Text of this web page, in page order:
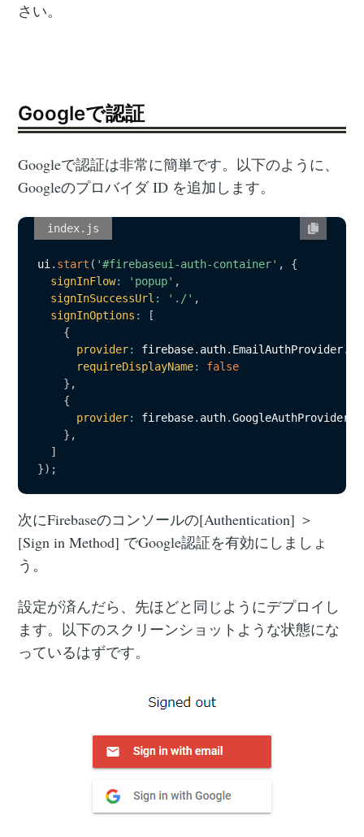
さい。
Googleで認証
Googleで認証は非常に簡単です。以下のように、
Googleのプロバイダ ID を追加します。
index.js
ui . start ( '#firebaseui-auth-container' ,
{
signInFlow: 'popup' ,
signInSuccessUrl : './' ,
signInOptions :
[
{
provider: firebase. auth. EmailAuthProvider.
requireDisplayName:
false
} ,
{
provider: firebase. auth.GoogleAuthProvider
} ,
]
}) ;
次にFirebaseのコンソールの[Authentication] ＞
[Sign in Method] でGoogle認証を有効にしましょ
う。
設定が済んだら、先ほどと同じようにデプロイし
ます。以下のスクリーンショットような状態にな
っているはずです。